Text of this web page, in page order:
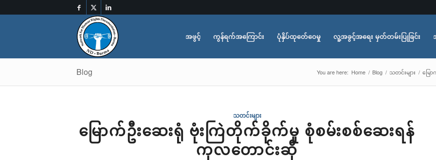
အဖွင့် ကွန်ရက်အကြောင်း ပုံနှိပ်ထုတ်ေဝေမှု လူ့အခွင့်အရေး မှတ်တမ်းပြုခြင်း
Blog You are here: Home / Blog / သတင်းများ / မြေ
သတင်းများ
မြောက်ဦးဆေးရုံ ဗုံးကြဲတိုက်ခိုက်မှု စုံစမ်းစစ်ဆေးရန်
ကုလတောင်းဆို